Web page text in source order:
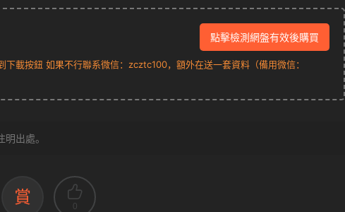
點擊檢測網盤有效後購買
載按鈕 如果不行聯系微信：zcztc100，額外在送一套資料（備用微信：
明出處。
賞 0